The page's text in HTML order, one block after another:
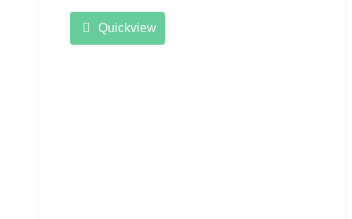
Quickview